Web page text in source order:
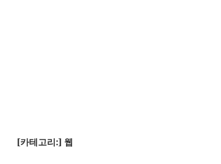
[카테고리:] 웹